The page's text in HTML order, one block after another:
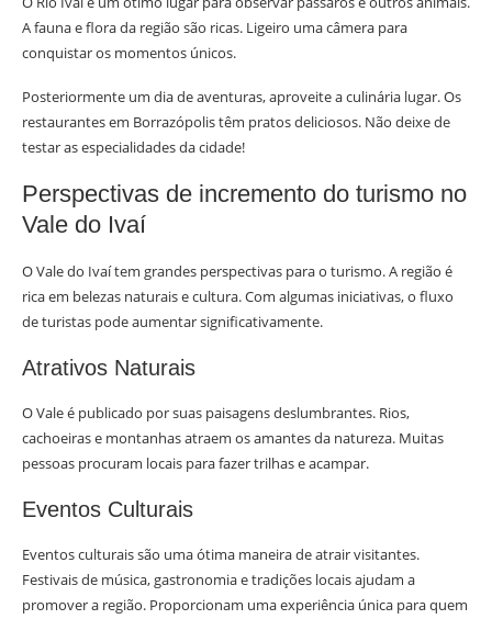
A fauna e flora da região são ricas. Ligeiro uma câmera para
conquistar os momentos únicos.
Posteriormente um dia de aventuras, aproveite a culinária lugar. Os
restaurantes em Borrazópolis têm pratos deliciosos. Não deixe de
testar as especialidades da cidade!
Perspectivas de incremento do turismo no
Vale do Ivaí
O Vale do Ivaí tem grandes perspectivas para o turismo. A região é
rica em belezas naturais e cultura. Com algumas iniciativas, o fluxo
de turistas pode aumentar significativamente.
Atrativos Naturais
O Vale é publicado por suas paisagens deslumbrantes. Rios,
cachoeiras e montanhas atraem os amantes da natureza. Muitas
pessoas procuram locais para fazer trilhas e acampar.
Eventos Culturais
Eventos culturais são uma ótima maneira de atrair visitantes.
Festivais de música, gastronomia e tradições locais ajudam a
promover a região. Proporcionam uma experiência única para quem